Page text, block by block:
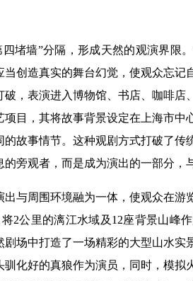
堵墙”分隔，形成天然的观演界限
创造真实的舞台幻觉，使观众忘
，表演进入博物馆、书店、咖啡
目，其将故事背景设定在上海市中
故事情节。这种观剧方式打破了
旁观者，而是成为演出的一部分，
与周围环境融为一体，使观众在
2公里的漓江水域及12座背景山峰
场中打造了一场精彩的大型山水
化好的真狼作为演员，同时，模拟